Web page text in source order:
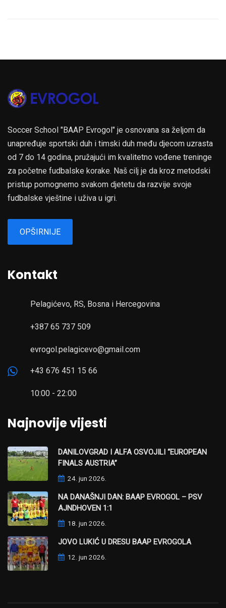
Soccer School "BAAP Evrogol" je osnovana sa željom da
unapređuje sportski duh i timski duh među djecom uzrasta
od 7 do 14 godina, pružajući im kvalitetno vođene treninge
za početne fudbalske korake. Naš cilj je da kroz metodski
pristup pomognemo svakom djetetu da razvije svoje
fudbalske vještine i uživa u igri.
OPŠIRNIJE
Kontakt
Pelagićevo, RS, Bosna i Hercegovina
+387 65 737 509
evrogol.pelagicevo@gmail.com
+43 676 451 15 66
10:00 - 22:00
Najnovije vijesti
DANILOVGRAD I ALFA OSVOJILI “EUROPEAN
FINALS AUSTRIA”
24. jun 2026.
NA DANAŠNJI DAN: BAAP EVROGOL – PSV
AJNDHOVEN 1:1
18. jun 2026.
JOVO LUKIĆ U DRESU BAAP EVROGOLA
12. jun 2026.